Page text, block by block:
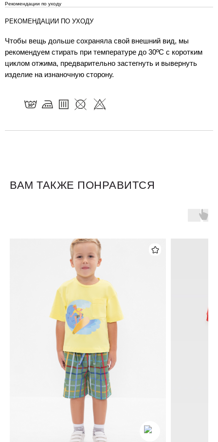
Рекомендации по уходу
РЕКОМЕНДАЦИИ ПО УХОДУ
Чтобы вещь дольше сохраняла свой внешний вид, мы
рекомендуем стирать при температуре до 30ºC с коротким
циклом отжима, предварительно застегнуть и вывернуть
изделие на изнаночную сторону.
ВАМ ТАКЖЕ ПОНРАВИТСЯ
© 2022 - 2026 MiaGia – бренд одежды для детей
Данные и конфиденциальность |Договор оферты|
Отдел по работе с клиентами
Предложения и сотрудничество